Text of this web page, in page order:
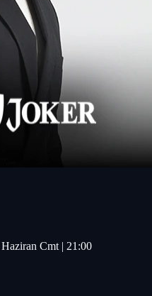
Cmt | 21:00